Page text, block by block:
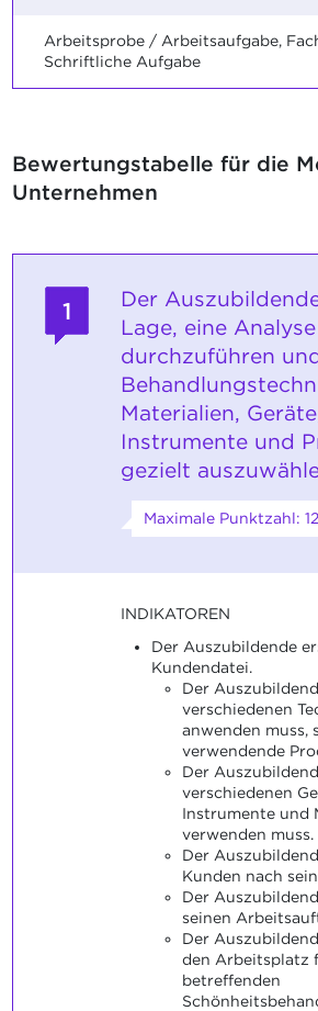
Arbeitsprobe / Arbeitsaufgabe,
Schriftliche Aufgabe
Bewertungstabelle für die
Unternehmen
1
Der
Lage, eine Analyse
durchzuführen
Materialien,
Instrumente und
gezielt
Maximale Punktzahl: 12
INDIKATOREN
Der Auszubildende
Kundendatei.
Der
verschiedenen
anwenden muss,
verwendende
Der
verschiedenen
Instrumente und
verwenden muss.
Der
Kunden nach
Der
seinen
Der
den Arbeitsplatz
betreffenden